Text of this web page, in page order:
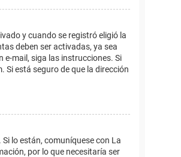
y cuando se registró eligió la
deben ser activadas, ya sea
e-mail, siga las instrucciones. Si
está seguro de que la dirección
lo están, comuníquese con La
por lo que necesitaría ser